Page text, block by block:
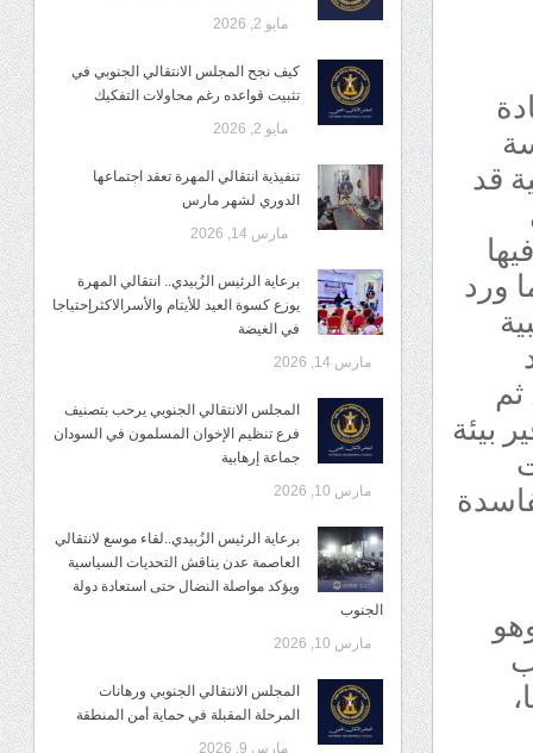
القيادة
قد
ورد
بيئة
مايو 2, 2026
كيف نجح المجلس الانتقالي الجنوبي في
تثبيت قواعده رغم محاولات التفكيك
مايو 2, 2026
تنفيذية انتقالي المهرة تعقد اجتماعها
الدوري لشهر مارس
مارس 14, 2026
برعاية الرئيس الزُبيدي.. انتقالي المهرة
يوزع كسوة العيد للأيتام والأسرالاكثرإحتياجا
في الغيضة
مارس 14, 2026
المجلس الانتقالي الجنوبي يرحب بتصنيف
فرع تنظيم الإخوان المسلمون في السودان
جماعة إرهابية
مارس 10, 2026
برعاية الرئيس الزُبيدي..لقاء موسع لانتقالي
العاصمة عدن يناقش التحديات السياسية
ويؤكد مواصلة النضال حتى استعادة دولة
الجنوب
مارس 10, 2026
المجلس الانتقالي الجنوبي ورهانات
المرحلة المقبلة في حماية أمن المنطقة
مارس 9, 2026